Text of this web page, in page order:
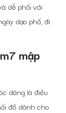
dễ phối với
dạo phố, đi
mập
dáng là điều
đồ dành cho